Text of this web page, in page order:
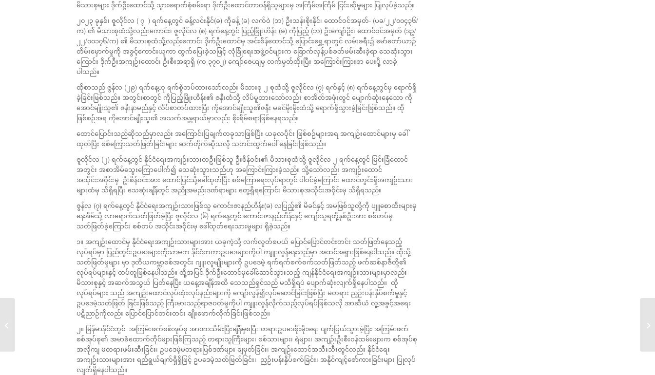
မိသားစုများ ဒိုက်ဦးထောင်သို့ သွားရောက်စုံစမ်းရာ ဒိုက်ဦးထောင်တာဝန်ရှိသူများမှ အကြိမ်အကြိမ် ငြင်းဆိုမှုများ ပြုလုပ်ခဲ့သည်။
၂၀၂၃ ခုနှစ်၊ ဇူလိုင်လ ( ၇ ) ရက်နေ့တွင် ခန့်လင်းနိုင်(ခ) ကိုခန့် (ခ) လက်ဝဲ (ဘ) ဦးသန်းစိုးနိုင်၊ ထောင်ဝင်အမှတ်- (ပခ/၂၂/၀၀၄၃၆/
က) ၏ မိသားစုထံသို့လည်းကောင်း၊ ဇူလိုင်လ (၈) ရက်နေ့တွင် ပြည့်ဖြိုးဟိန်း (ခ) ကိုပြည့် (ဘ) ဦးကျော်ဦး၊ ထောင်ဝင်အမှတ် (ဒဥ/
၂၂/၀၀၁၇၆/က) ၏ မိသားစုထံသို့လည်းကောင်း ဒိုက်ဦးထောင်မှ အင်းစိန်ထောင်သို့ ပြောင်းရွှေ့ရာတွင် လမ်းခရီး၌ မော်တော်ယာဉ်
တိမ်းမှောက်မှုကို အခွင့်ကောင်းယူကာ ထွက်ပြေးခဲ့သဖြင့် လုံခြုံရေးအဖွဲ့ဝင်များက ခြောက်လှန့်ပစ်ခတ်ဖမ်းဆီးခဲ့ရာ သေဆုံးသွား
ကြောင်း ဒိုက်ဦးအကျဉ်းထောင်၊ ဦးစီးအရာရှိ (က ၃၇၀၂) ကျော်ဇေယျမှ လက်မှတ်ထိုးပြီး အကြောင်းကြားစာ ပေးပို့ လာခဲ့
ပါသည်။
ထိုစာသည် ဇွန်လ (၂၉) ရက်နေ့ဟု ရက်စွဲတပ်ထားသော်လည်း မိသားစု ၂ စုထံသို့ ဇူလိုင်လ (၇) ရက်နှင့် (၈) ရက်နေ့တွင်မှ ရောက်ရှိ
ခဲ့ခြင်းဖြစ်သည်။ အတွင်းစာတွင် ကိုပြည့်ဖြိုးဟိန်း၏ ဇနီးထံသို့ လိပ်မူထားသော်လည်း စာအိတ်အဖုံးတွင် ပျောက်ဆုံးနေသော ကို
အောင်မျိုးသူ၏ ဇနီးနာမည်နှင့် လိပ်စာတပ်ထားပြီး ကိုအောင်မျိုးသူ၏ဇနီး မခင်မိုးမိုးထံသို့ ရောက်ရှိသွားခဲ့ခြင်းဖြစ်သည်။ ထို
ဖြစ်စဉ်အရ ကိုအောင်မျိုးသူ၏ အသက်အန္တရာယ်မှာလည်း စိုးရိမ်စရာဖြစ်နေရသည်။
ထောင်ပြောင်းသည်ဆိုသည်မှာလည်း အကြောင်းပြချက်တခုသာဖြစ်ပြီး ယခုလပိုင်း ဖြစ်စဉ်များအရ အကျဉ်းထောင်များမှ ခေါ်
ထုတ်ပြီး စစ်ကြောသတ်ဖြတ်ခြင်းများ ဆက်တိုက်ဆိုသလို သတင်းထွက်ပေါ် နေခြင်းဖြစ်သည်။
ဇူလိုင်လ (၂) ရက်နေ့တွင် နိုင်ငံရေးအကျဉ်းသားတဦးဖြစ်သူ ဦးစိန်ဝင်း၏ မိသားစုထံသို့ ဇူလိုင်လ ၂ ရက်နေ့တွင် မြင်းခြံထောင်
အတွင်း အစာအိမ်သွေးကြောပေါက်၍ သေဆုံးသွားသည်ဟု အကြောင်းကြားခဲ့သည်။ သို့သော်လည်း အကျဉ်းထောင်
အသိုင်းအဝိုင်းမှ ဦးစိန်ဝင်းအား ထောင်ပြင်သို့ခေါ်ထုတ်ပြီး စစ်ကြောရေးလုပ်ရာတွင် ပါဝင်ခဲ့ကြောင်း ထောင်တွင်းရှိအကျဉ်းသား
များထံမှ သိရှိရပြီး သေဆုံးချိန်တွင် အညိုအမည်းဒဏ်ရာများ တွေ့ရှိရကြောင်း မိသားစုအသိုင်းအဝိုင်းမှ သိရှိရသည်။
ဇွန်လ (၇) ရက်နေ့တွင် နိုင်ငံရေးအကျဉ်းသားဖြစ်သူ ကောင်းဇာနည်ဟိန်း(ခ) လပြည့်၏ မိခင်နှင့် အမဖြစ်သူတို့ကို ပျူစောထီးများမှ
နေအိမ်သို့ လာရောက်သတ်ဖြတ်ခဲ့ပြီး ဇူလိုင်လ (၆) ရက်နေ့တွင် ကောင်းဇာနည်ဟိန်းနှင့် ကျော်သူရတို့နှစ်ဦးအား စစ်တပ်မှ
သတ်ဖြတ်ခဲ့ကြောင်း စစ်တပ် အသိုင်းအဝိုင်းမှ ဖေါ်ထုတ်ရေးသားမှုများ ရှိခဲ့သည်။
၁။ အကျဉ်းထောင်မှ နိုင်ငံရေးအကျဉ်းသားများအား ယခုကဲ့သို့ လက်လွတ်စပယ် ပြောင်ပြောင်တင်းတင်း သတ်ဖြတ်နေသည့်
လုပ်ရပ်မှာ ပြည်တွင်းဥပဒေများကိုသာမက နိုင်ငံတကာဥပဒေများကိုပါ ကျူးလွန်နေသည်မှာ အထင်အရှားဖြစ်နေပါသည်။ ထိုသို့
သတ်ဖြတ်မှုများ မှာ ဒုတိယကမ္ဘာစစ်အတွင်း ဂျူးလူမျိုးများကို ဥပဒေမဲ့ ရက်ရက်စက်စက်သတ်ဖြတ်သည့် ဖက်ဆစ်နာဇီတို့၏
လုပ်ရပ်များနှင့် ထပ်တူဖြစ်နေပါသည်။ ထို့အပြင် ဒိုက်ဦးထောင်မှခေါ်ဆောင်သွားသည့် ကျန်နိုင်ငံရေးအကျဉ်းသားများမှာလည်း
မိသားစုနှင့် အဆက်အသွယ် ပြတ်နေပြီး ယနေ့အချိန်အထိ သေသည်ရှင်သည် မသိရှိရပဲ ပျောက်ဆုံးလျက်ရှိနေပါသည်။ ထို
လုပ်ရပ်များ သည် အကျဉ်းထောင်လုပ်ထုံးလုပ်နည်းများကို ကျော်လွန်၍လုပ်ဆောင်ခြင်းဖြစ်ပြီး မတရား ညှဉ်းပန်းနှိပ်စက်မှုနှင့်
ဥပဒေမဲ့သတ်ဖြတ် ခြင်းဖြစ်သည့် ကြီးမားသည့်ရာဇဝတ်မှုကိုပါ ကျူးလွန်လိုက်သည့်လုပ်ရပ်ဖြစ်သလို အာဆီယံ လူ့အခွင့်အရေး
ပဋိညာဉ်ကိုလည်း ပြောင်ပြောင်တင်းတင်း ချိုးဖောက်လိုက်ခြင်းဖြစ်သည်။
၂။ မြန်မာနိုင်ငံတွင် အကြမ်းဖက်စစ်အုပ်စု အာဏာသိမ်းပြီးချိန်မှစပြီး တရားဥပဒေစိုးမိုးရေး ပျက်ပြယ်သွားခဲ့ပြီး အကြမ်းဖက်
စစ်အုပ်စု၏ အမာခံထောက်တိုင်များဖြစ်ကြသည့် တရားသူကြီးများ၊ စစ်သားများ၊ ရဲများ၊ အကျဉ်းဦးစီးဝန်ထမ်းများက စစ်အုပ်စု
အလိုကျ မတရားဖမ်းဆီးခြင်း၊ ဥပဒေမဲ့မတရားပြစ်ဒဏ်များ ချမှတ်ခြင်း၊ အကျဉ်းထောင်အသီးသီးတွင်လည်း နိုင်ငံရေး
အကျဉ်းသားများအား ရည်ရွယ်ချက်ရှိရှိဖြင့် ဥပဒေမဲ့သတ်ဖြတ်ခြင်း၊ ညှဉ်းပန်းနှိပ်စက်ခြင်း၊ အနိုင်ကျင့်စော်ကားခြင်းများ ပြုလုပ်
လျက်ရှိနေပါသည်။
လူ့အခွင့်အရေးချိုးဖောက်